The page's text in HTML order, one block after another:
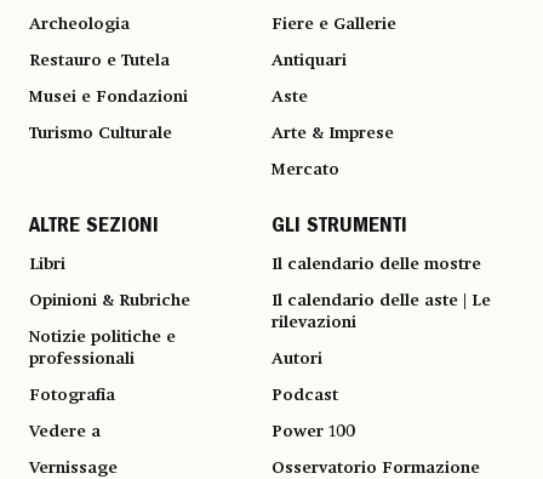
Archeologia
Restauro e Tutela
Musei e Fondazioni
Turismo Culturale
Fiere e Gallerie
Antiquari
Aste
Arte & Imprese
Mercato
ALTRE SEZIONI
Libri
Opinioni & Rubriche
Notizie politiche e
professionali
Fotografia
Vedere a
Vernissage
GLI STRUMENTI
Il calendario delle mostre
Il calendario delle aste | Le
rilevazioni
Autori
Podcast
Power 100
Osservatorio Formazione